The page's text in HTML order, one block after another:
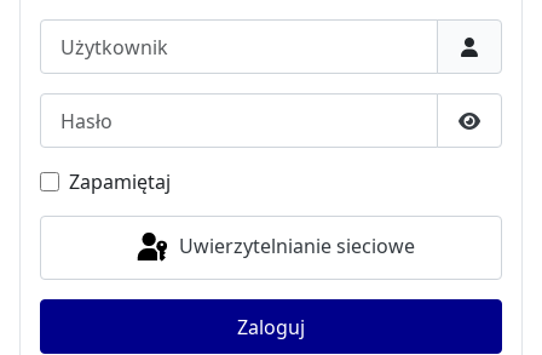
Pokaż
Zapamiętaj
Uwierzytelnianie sieciowe
Zaloguj